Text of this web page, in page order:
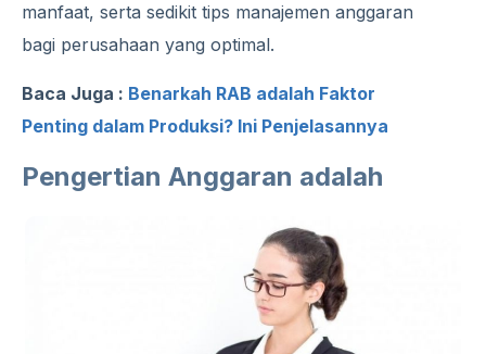
manfaat, serta sedikit tips manajemen anggaran
bagi perusahaan yang optimal.
Baca Juga : Benarkah RAB adalah Faktor
Penting dalam Produksi? Ini Penjelasannya
Pengertian Anggaran adalah